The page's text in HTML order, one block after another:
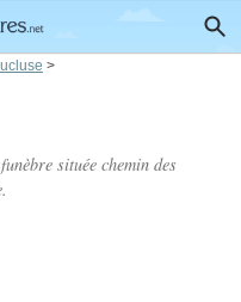
>
située chemin des